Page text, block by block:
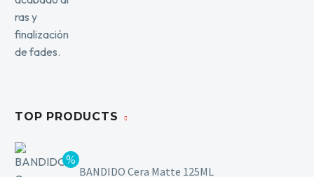
TOP PRODUCTS
BANDIDO Cera Matte 125ML